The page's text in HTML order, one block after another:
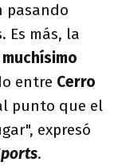
pasando
Es más, la
entre Cerro
punto que el
expresó
.